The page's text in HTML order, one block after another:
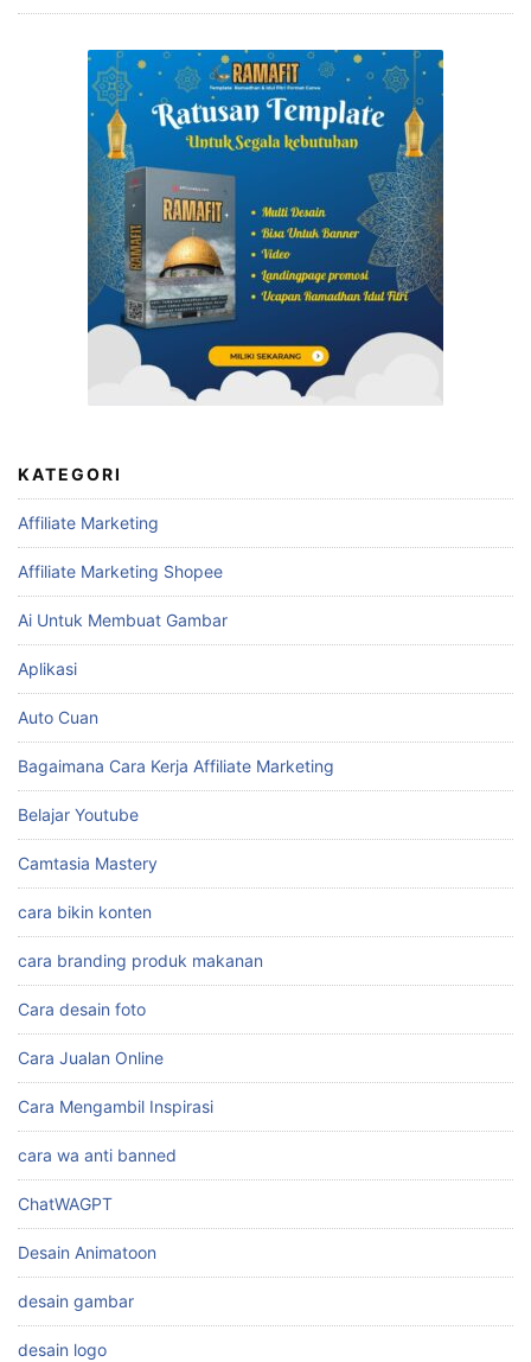
KATEGORI
Affiliate Marketing
Affiliate Marketing Shopee
Ai Untuk Membuat Gambar
Aplikasi
Auto Cuan
Bagaimana Cara Kerja Affiliate Marketing
Belajar Youtube
Camtasia Mastery
cara bikin konten
cara branding produk makanan
Cara desain foto
Cara Jualan Online
Cara Mengambil Inspirasi
cara wa anti banned
ChatWAGPT
Desain Animatoon
desain gambar
desain logo